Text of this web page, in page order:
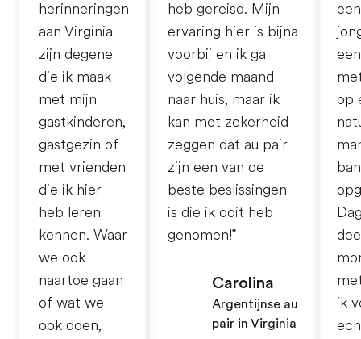
herinneringen
aan Virginia
zijn degene
die ik maak
met mijn
gastkinderen,
gastgezin of
met vrienden
die ik hier
heb leren
kennen. Waar
we ook
naartoe gaan
of wat we
ook doen,
heb gereisd. Mijn
ervaring hier is bijna
voorbij en ik ga
volgende maand
naar huis, maar ik
kan met zekerheid
zeggen dat au pair
zijn een van de
beste beslissingen
is die ik ooit heb
genomen!"
Carolina
Argentijnse au
pair in Virginia
een
op
ik